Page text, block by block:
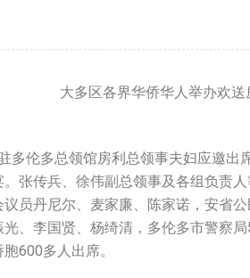
大多区各界华侨华人举办欢送
多伦多总领馆房利总领事夫妇应邀出
张传兵、徐伟副总领事及各组负责
员丹尼尔、麦家廉、陈家诺，安省
、李国贤、杨绮清，多伦多市警察
600多人出席。